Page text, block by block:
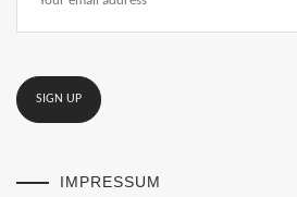
IMPRESSUM